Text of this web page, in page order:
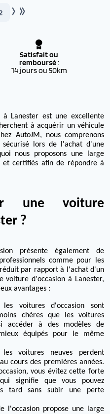
Satisfait ou
remboursé:
14 jours ou 50km
Lanester est une excellente
à acquérir un véhicule
AutoJM, nous comprenons
lors de l'achat d'une
nous proposons une large
certifiés afin de répondre à
une voiture
?
présente également de
comme pour les
par rapport à l'achat d'un
voiture d'occasion à Lanester,
avantages :
voitures d'occasion sont
chères que les voitures
accéder à des modèles de
équipés pour le même
voitures neuves perdent
cours des premières années.
vous évitez cette forte
signifie que vous pouvez
tard sans subir une perte
l'occasion propose une large